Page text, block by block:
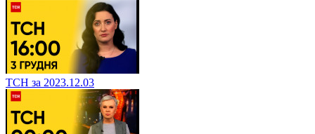
ТСН за 2023.12.03